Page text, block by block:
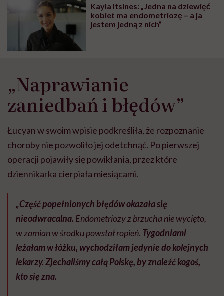
wyobraźni"
Kayla Itsines: „Jedna na dziewięć
kobiet ma endometriozę – a ja
jestem jedną z nich”
„Naprawianie
zaniedbań i błędów”
Łucyan w swoim wpisie podkreśliła, że rozpoznanie
choroby nie pozwoliło jej odetchnąć. Po pierwszej
operacji pojawiły się powikłania, przez które
dziennikarka cierpiała miesiącami.
„Część popełnionych błędów okazała się
nieodwracalna. Endometriozy z brzucha nie wycięto,
w zamian w środku powstał ropień. Tygodniami
leżałam w łóżku, wychodziłam jedynie do kolejnych
lekarzy. Zjechaliśmy całą Polskę, by znaleźć kogoś,
kto się zna.